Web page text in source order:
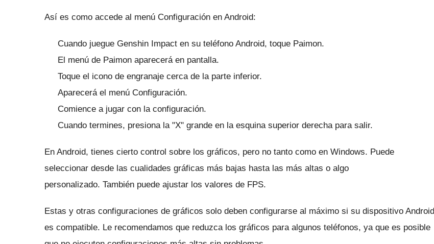
Así es como accede al menú Configuración en Android:
Cuando juegue Genshin Impact en su teléfono Android, toque Paimon.
El menú de Paimon aparecerá en pantalla.
Toque el icono de engranaje cerca de la parte inferior.
Aparecerá el menú Configuración.
Comience a jugar con la configuración.
Cuando termines, presiona la "X" grande en la esquina superior derecha para salir.
En Android, tienes cierto control sobre los gráficos, pero no tanto como en Windows. Puede
seleccionar desde las cualidades gráficas más bajas hasta las más altas o algo
personalizado. También puede ajustar los valores de FPS.
Estas y otras configuraciones de gráficos solo deben configurarse al máximo si su dispositivo Android
es compatible. Le recomendamos que reduzca los gráficos para algunos teléfonos, ya que es posible